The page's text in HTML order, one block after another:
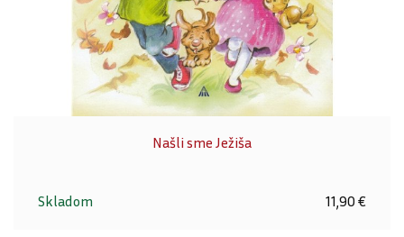
Našli sme Ježiša
Skladom 11,90 €